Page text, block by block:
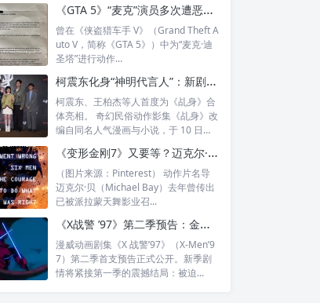
《GTA 5》“麦克”演员多次遭恶意报警：嫌犯获刑4年，他用五星通缉梗庆祝
曾在《侠盗猎车手 V》（Grand Theft A
uto V，简称《GTA 5》）中为“麦克·迪
圣塔”进行动作...
柯震东化身“神明代言人”：新剧《乩身》主创团队虔诚祈福求加持
柯震东、王柏杰等人首度为《乩身》合
体亮相。 奇幻民俗动作影集《乩身》改
编自同名人气漫画与小说，于 10 日举
《变形金刚7》又要等？迈克尔·贝转拍美以空袭伊朗改编动作片
（图片来源：Pinterest） 动作片名导
迈克尔·贝（Michael Bay）去年曾传出
已被派拉蒙天舞影业召...
《X战警 ’97》第二季预告：金刚狼失去艾德曼合金后，为何还能惊喜现身？
漫威动画剧集《X 战警’97》（X-Men’9
7）第二季首支预告正式公开。新季剧
情将紧接第一季的震撼结局：被迫...